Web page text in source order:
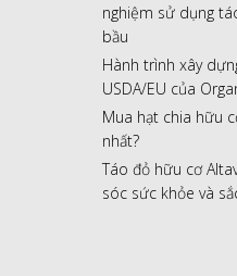
nghiệm sử dụng
bầu
Hành trình xây
USDA/EU của
Mua hạt chia hữu
nhất?
Táo đỏ hữu cơ
sóc sức khỏe và